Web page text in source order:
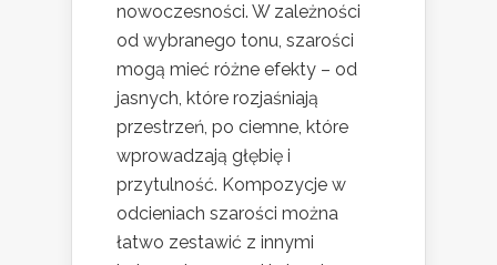
nowoczesności. W zależności
od wybranego tonu, szarości
mogą mieć różne efekty – od
jasnych, które rozjaśniają
przestrzeń, po ciemne, które
wprowadzają głębię i
przytulność. Kompozycje w
odcieniach szarości można
łatwo zestawić z innymi